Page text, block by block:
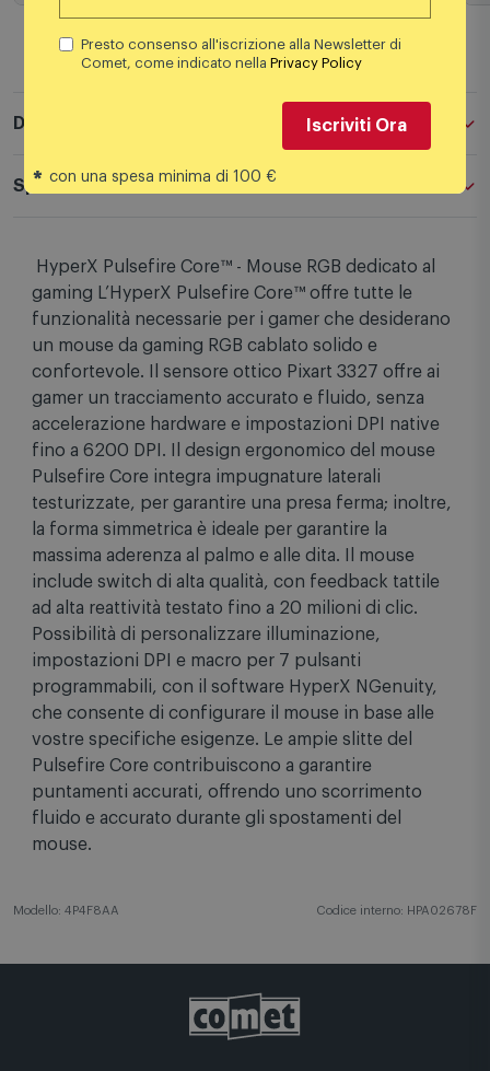
Descrizione
Specifiche tecniche
HyperX Pulsefire Core™ - Mouse RGB dedicato al
gaming L’HyperX Pulsefire Core™ offre tutte le
funzionalità necessarie per i gamer che desiderano
un mouse da gaming RGB cablato solido e
confortevole. Il sensore ottico Pixart 3327 offre ai
gamer un tracciamento accurato e fluido, senza
accelerazione hardware e impostazioni DPI native
fino a 6200 DPI. Il design ergonomico del mouse
Pulsefire Core integra impugnature laterali
testurizzate, per garantire una presa ferma; inoltre,
la forma simmetrica è ideale per garantire la
massima aderenza al palmo e alle dita. Il mouse
include switch di alta qualità, con feedback tattile
ad alta reattività testato fino a 20 milioni di clic.
Possibilità di personalizzare illuminazione,
impostazioni DPI e macro per 7 pulsanti
programmabili, con il software HyperX NGenuity,
che consente di configurare il mouse in base alle
vostre specifiche esigenze. Le ampie slitte del
Pulsefire Core contribuiscono a garantire
puntamenti accurati, offrendo uno scorrimento
fluido e accurato durante gli spostamenti del
mouse.
Modello: 4P4F8AA Codice interno: HPA02678F
Presto consenso all'iscrizione alla Newsletter di
Comet, come indicato nellaPrivacy Policy
Iscriviti Ora
* con una spesa minima di 100 €